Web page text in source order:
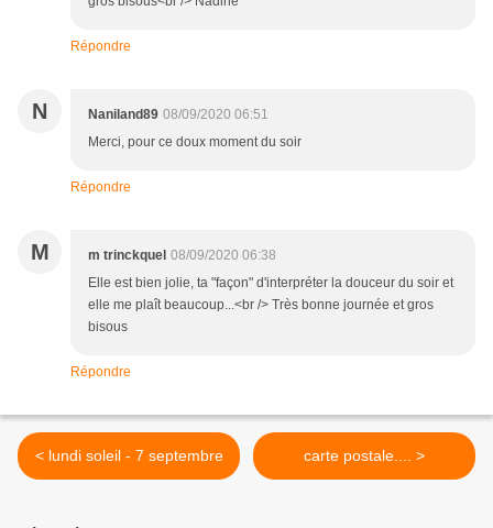
Répondre
N Naniland89 08/09/2020 06:51
Merci, pour ce doux moment du soir
Répondre
M m trinckquel 08/09/2020 06:38
Elle est bien jolie, ta "façon" d'interpréter la douceur du soir et
elle me plaît beaucoup...<br /> Très bonne journée et gros
bisous
Répondre
< lundi soleil - 7 septembre carte postale.... >